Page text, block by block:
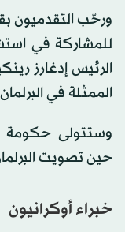
ورحّب التقدميون
للمشاركة في
الرئيس إدغارز
الممثلة في
وستتولى حكومة
حين تصويت
خبراء أوكرانيون